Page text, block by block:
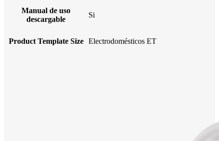
Manual de uso
descargable
Si
Product Template Size Electrodomésticos ET